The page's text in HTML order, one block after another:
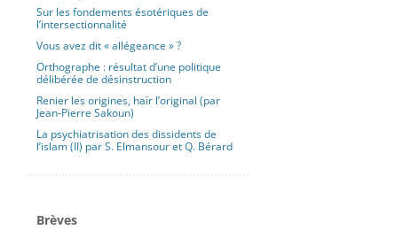
Sur les fondements ésotériques de
l’intersectionnalité
Vous avez dit « allégeance » ?
Orthographe : résultat d’une politique
délibérée de désinstruction
Renier les origines, haïr l’original (par
Jean-Pierre Sakoun)
La psychiatrisation des dissidents de
l’islam (II) par S. Elmansour et Q. Bérard
Brèves